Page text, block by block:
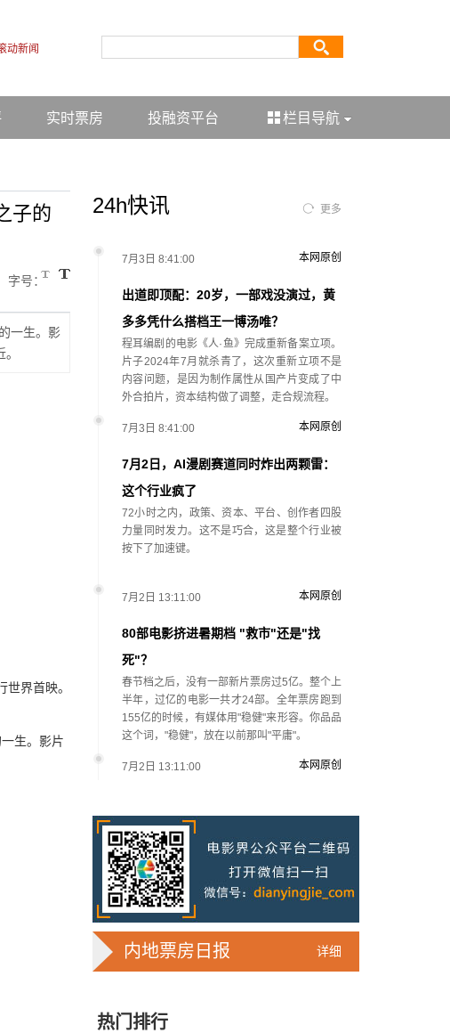
动新闻
实时票房 投融资平台 栏目导航
子的
字号：
一生。影
世界首映。
生。影片
24h快讯 更多
7月3日 8:41:00
出道即顶配：20岁，一部戏没演过，黄
多多凭什么搭档王一博汤唯？
程耳编剧的电影《人·鱼》完成重新备案立项。
片子2024年7月就杀青了，这次重新立项不是
内容问题，是因为制作属性从国产片变成了中
外合拍片，资本结构做了调整，走合规流程。
本网原创
7月3日 8:41:00
7月2日，AI漫剧赛道同时炸出两颗雷：
这个行业疯了
72小时之内，政策、资本、平台、创作者四股
力量同时发力。这不是巧合，这是整个行业被
按下了加速键。
本网原创
7月2日 13:11:00
80部电影挤进暑期档 "救市"还是"找
死"？
春节档之后，没有一部新片票房过5亿。整个上
半年，过亿的电影一共才24部。全年票房跑到
155亿的时候，有媒体用"稳健"来形容。你品品
这个词，"稳健"，放在以前那叫"平庸"。
本网原创
7月2日 13:11:00
路
2025年，真人实拍微短剧的上线数量占比约
71%，AI微短剧不到30%。到了2026年第一季
度，这个比例完全倒挂——真人实拍跌到
32%，AI飙升到68%。
本网原创
华策拿《西游记》赌AI那天，半个影视
一个做了几十年传统影视的头部公司，用这种
本网原创
详细
内地票房日报
热门排行